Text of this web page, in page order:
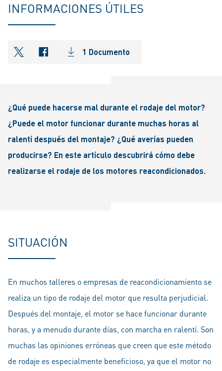
INFORMACIONES ÚTILES
shareOntwitter
shareOnfacebook
1 Documento
¿Qué puede hacerse mal durante el rodaje del motor?
¿Puede el motor funcionar durante muchas horas al
ralentí después del montaje? ¿Qué averías pueden
producirse? En este artículo descubrirá cómo debe
realizarse el rodaje de los motores reacondicionados.
SITUACIÓN
En muchos talleres o empresas de reacondicionamiento se
realiza un tipo de rodaje del motor que resulta perjudicial.
Después del montaje, el motor se hace funcionar durante
horas, y a menudo durante días, con marcha en ralentí. Son
muchas las opiniones erróneas que creen que este método
de rodaje es especialmente beneficioso, ya que el motor no